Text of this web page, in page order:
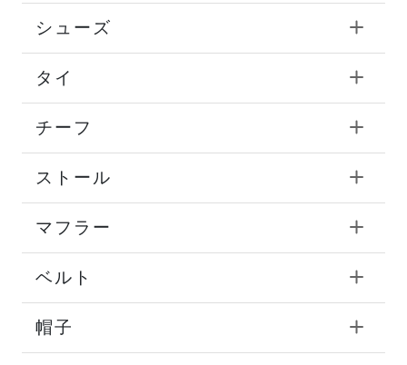
シューズ
タイ
チーフ
ストール
マフラー
ベルト
帽子